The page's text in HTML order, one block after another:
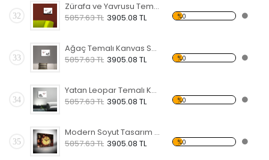
32
Zürafa ve Yavrusu Temalı Kanvas Saat
5857.63 TL 3905.08 TL %0
33
Ağaç Temalı Kanvas Saat
5857.63 TL 3905.08 TL %0
34
Yatan Leopar Temalı Kanvas Saat
5857.63 TL 3905.08 TL %0
35
Modern Soyut Tasarım 16 Temalı Kanvas Saat
5857.63 TL 3905.08 TL %0